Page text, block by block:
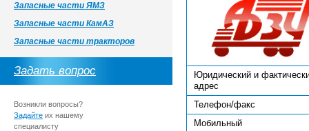
Запасные части ЯМЗ
Запасные части КамАЗ
Запасные части тракторов
Задать вопрос
Возникли вопросы?
Задайте их нашему
специалисту
Юридический и
адрес
Телефон/факс
Мобильный